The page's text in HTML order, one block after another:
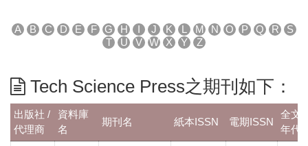
A B C D E F G H I J K L M N O P Q R
S
T
U V W X Y Z
Tech Science Press之期刊如下：
出版社 /
代理商
資料庫
名
期刊名 紙本ISSN 電期ISSN
全文
年代